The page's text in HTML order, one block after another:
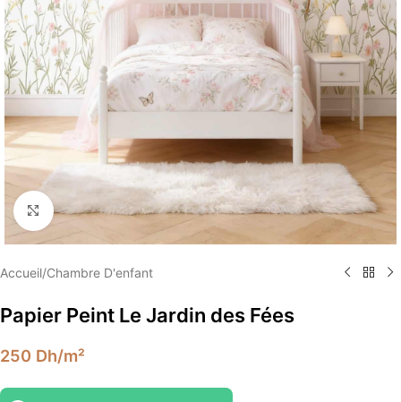
Élargir
Accueil/Chambre D'enfant
Papier Peint Le Jardin des Fées
250 Dh/m²